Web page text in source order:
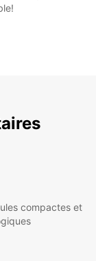
compactes et